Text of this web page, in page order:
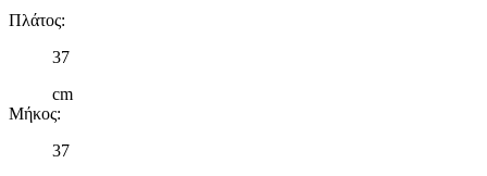
Πλάτος:
37
cm
Μήκος:
37